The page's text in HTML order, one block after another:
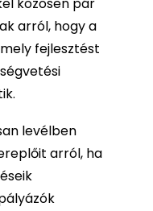
arról, hogy a
fejlesztést
levélben
arról, ha